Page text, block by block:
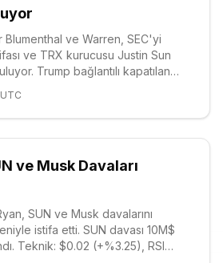
ve Warren, SEC'yi
ve TRX kurucusu Justin Sun
Trump bağlantılı kapatılan
için okuyun.
ve Musk Davaları
SUN ve Musk davalarını
istifa etti. SUN davası 10M$
Teknik: $0.02 (+%3.25), RSI